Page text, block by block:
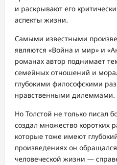
и раскрывают его
аспекты жизни.
Самыми известными
являются «Война и мир» и
романах автор поднимает
семейных отношений и
глубокими философскими
нравственными дилеммами.
Но Толстой не только писал
создал множество коротких
которые тоже имеют
произведениях он
человеческой жизни —